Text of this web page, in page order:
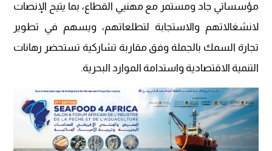
مؤسساتي جاد ومستمر مع مهنيي القطاع، بما يتيح الإنصات
لانشغالاتهم والاستجابة لتطلعاتهم، ويسهم في تطوير
تجارة السمك بالجملة وفق مقاربة تشاركية تستحضر رهانات
التنمية الاقتصادية واستدامة الموارد البحرية.